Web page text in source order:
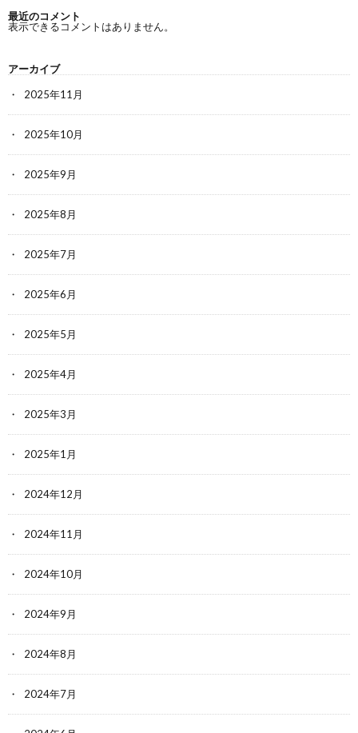
最近のコメント
表示できるコメントはありません。
アーカイブ
2025年11月
2025年10月
2025年9月
2025年8月
2025年7月
2025年6月
2025年5月
2025年4月
2025年3月
2025年1月
2024年12月
2024年11月
2024年10月
2024年9月
2024年8月
2024年7月